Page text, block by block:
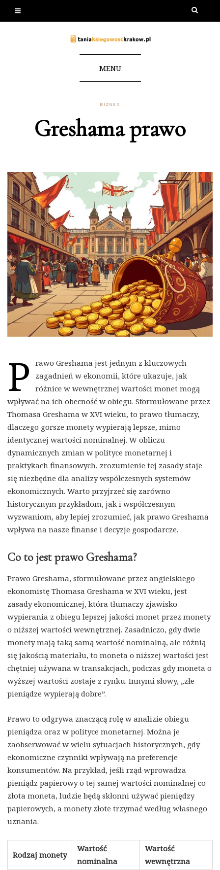
MENU
BIZNES
Greshama prawo
P
rawo Greshama jest jednym z kluczowych
zagadnień w ekonomii, które ukazuje, jak
różnice w wewnętrznej wartości monet mogą
wpływać na ich obecność w obiegu. Sformułowane przez
Thomasa Greshama w XVI wieku, to prawo tłumaczy,
dlaczego gorsze monety wypierają lepsze, mimo
identycznej wartości nominalnej. W obliczu
dynamicznych zmian w polityce monetarnej i
praktykach finansowych, zrozumienie tej zasady staje
się niezbędne dla analizy współczesnych systemów
ekonomicznych. Warto przyjrzeć się zarówno
historycznym przykładom, jak i współczesnym
wyzwaniom, aby lepiej zrozumieć, jak prawo Greshama
wpływa na nasze finanse i decyzje gospodarcze.
Co to jest prawo Greshama?
Prawo Greshama, sformułowane przez angielskiego
ekonomistę Thomasa Greshama w XVI wieku, jest
zasady ekonomicznej, która tłumaczy zjawisko
wypierania z obiegu lepszej jakości monet przez monety
o niższej wartości wewnętrznej. Zasadniczo, gdy dwie
monety mają taką samą wartość nominalną, ale różnią
się jakością materiału, to moneta o niższej wartości jest
chętniej używana w transakcjach, podczas gdy moneta o
wyższej wartości zostaje z rynku. Innymi słowy, „złe
pieniądze wypierają dobre”.
Prawo to odgrywa znaczącą rolę w analizie obiegu
pieniądza oraz w polityce monetarnej. Można je
zaobserwować w wielu sytuacjach historycznych, gdy
ekonomiczne czynniki wpływają na preferencje
konsumentów. Na przykład, jeśli rząd wprowadza
pieniądz papierowy o tej samej wartości nominalnej co
złota moneta, ludzie będą skłonni używać pieniędzy
papierowych, a monety złote trzymać według własnego
uznania.
Rodzaj monety
Wartość
nominalna
Wartość
wewnętrzna